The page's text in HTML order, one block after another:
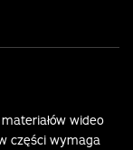
wideo
części wymaga